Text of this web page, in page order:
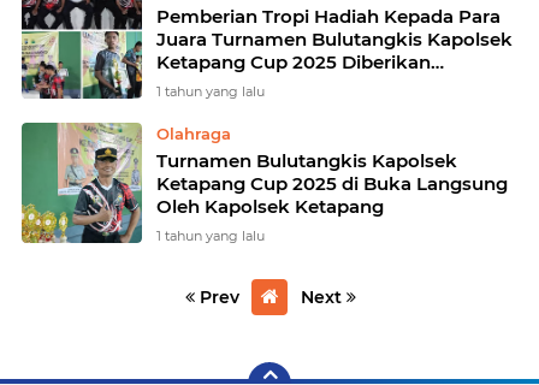
Pemberian Tropi Hadiah Kepada Para
Juara Turnamen Bulutangkis Kapolsek
Ketapang Cup 2025 Diberikan
Langsung Oleh Kapolsek Dan Camat
1 tahun yang lalu
Olahraga
Turnamen Bulutangkis Kapolsek
Ketapang Cup 2025 di Buka Langsung
Oleh Kapolsek Ketapang
1 tahun yang lalu
Prev Next